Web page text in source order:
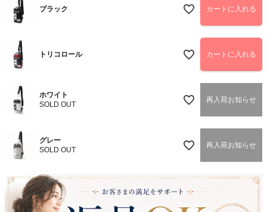
ブラック
カートに入れる
トリコロール カートに入れる
ホワイト
SOLD OUT
再入荷お知らせ
グレー
SOLD OUT
再入荷お知らせ